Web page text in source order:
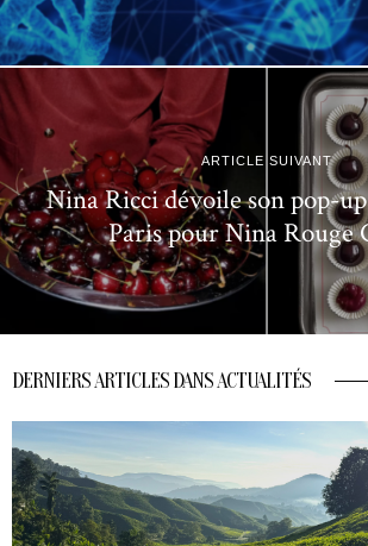
ARTICLE SUIVANT
Nina Ricci dévoile son pop-
Paris pour Nina Rouge
DERNIERS ARTICLES DANS ACTUALITÉS